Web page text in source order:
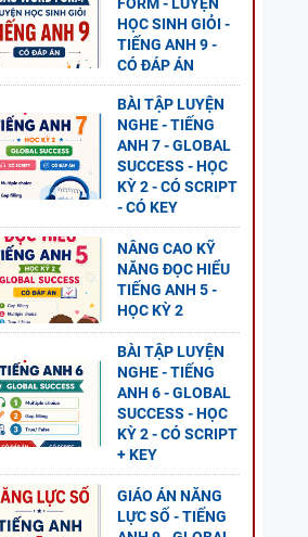
HỌC SINH GIỎI -
TIẾNG ANH 9 -
CÓ ĐÁP ÁN
BÀI TẬP LUYỆN
NGHE - TIẾNG
ANH 7 - GLOBAL
SUCCESS - HỌC
KỲ 2 - CÓ SCRIPT
- CÓ KEY
NÂNG CAO KỸ
NĂNG ĐỌC HIỂU
TIẾNG ANH 5 -
HỌC KỲ 2
BÀI TẬP LUYỆN
NGHE - TIẾNG
ANH 6 - GLOBAL
SUCCESS - HỌC
KỲ 2 - CÓ SCRIPT
+ KEY
GIÁO ÁN NĂNG
LỰC SỐ - TIẾNG